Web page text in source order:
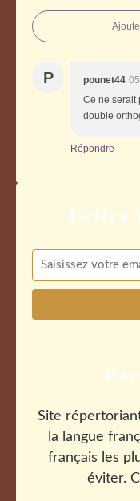
P pounet44
Ce ne serait
double
Répondre
Site
la langue
français les
éviter.